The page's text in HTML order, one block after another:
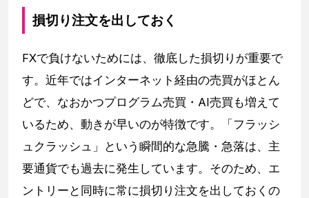
損切り注文を出しておく
FXで負けないためには、徹底した損切りが重要で
す。近年ではインターネット経由の売買がほとん
どで、なおかつプログラム売買・AI売買も増えて
いるため、動きが早いのが特徴です。「フラッシ
ュクラッシュ」という瞬間的な急騰・急落は、主
要通貨でも過去に発生しています。そのため、エ
ントリーと同時に常に損切り注文を出しておくの